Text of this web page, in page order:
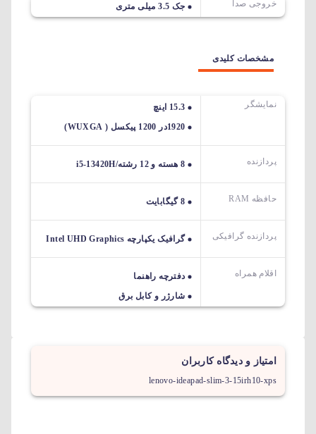
خروجی صدا جک 3.5 میلی متری
مشخصات کلیدی
نمایشگر
15.3 اینچ
1920در 1200 پیکسل ( WUXGA)
پردازنده 8 هسته و 12 رشته/i5-13420H
حافظه RAM 8 گیگابایت
پردازنده گرافیکی گرافیک یکپارچه Intel UHD Graphics
اقلام همراه
دفترچه راهنما
شارژر و کابل برق
امتیاز و دیدگاه کاربران
lenovo-ideapad-slim-3-15irh10-xps